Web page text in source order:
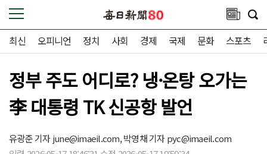
최신 오피니언 정치 사회 경제 국제 문화 스포츠
정부 주도 어디로? 냉·온탕 오가는
李 대통령 TK 신공항 발언
유광준 기자june@imaeil.com,박영채 기자pyc@imaeil.com